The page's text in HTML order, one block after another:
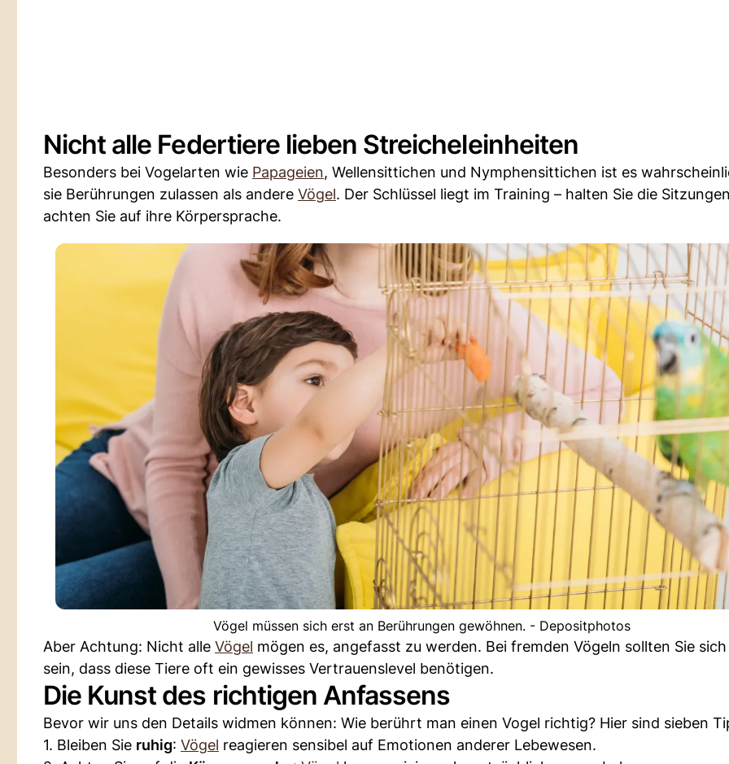
Nicht alle Federtiere lieben Streicheleinheiten
Besonders bei Vogelarten wie Papageien, Wellensittichen und Nymphensittichen ist es
sie Berührungen zulassen als andere Vögel. Der Schlüssel liegt im Training – halten Sie die
achten Sie auf ihre Körpersprache.
Vögel müssen sich erst an Berührungen gewöhnen. - Depositphotos
Aber Achtung: Nicht alle Vögel mögen es, angefasst zu werden. Bei fremden Vögeln sollten Sie
sein, dass diese Tiere oft ein gewisses Vertrauenslevel benötigen.
Die Kunst des richtigen Anfassens
Bevor wir uns den Details widmen können: Wie berührt man einen Vogel richtig? Hier sind sieben
1. Bleiben Sie ruhig: Vögel reagieren sensibel auf Emotionen anderer Lebewesen.